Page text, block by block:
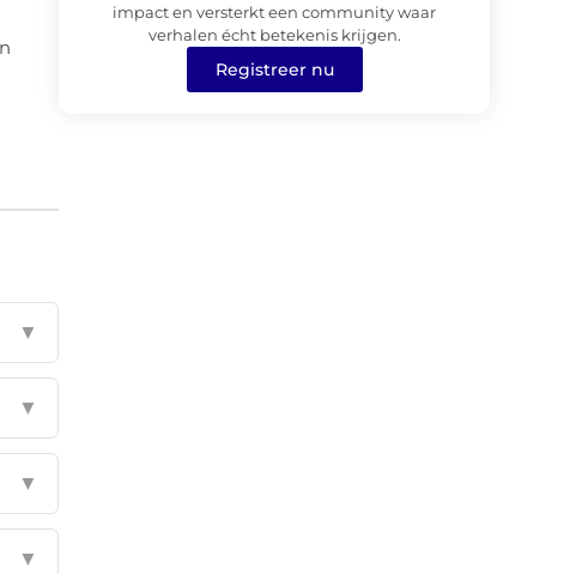
▼
▼
▼
▼
impact en versterkt een community waar
verhalen écht betekenis krijgen.
Registreer nu